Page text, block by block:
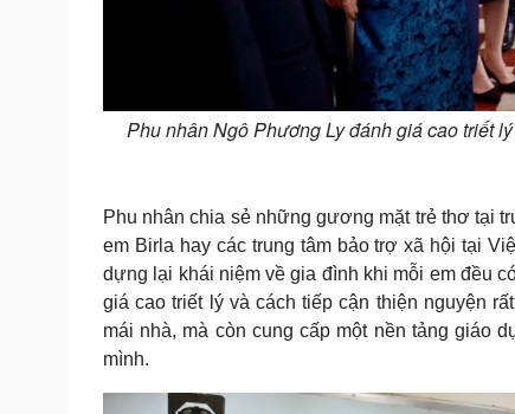
Phu nhân Ngô Phương Ly đánh giá cao triết
Phu nhân chia sẻ những gương mặt trẻ thơ tại
em Birla hay các trung tâm bảo trợ xã hội tại
dựng lại khái niệm về gia đình khi mỗi em đều
giá cao triết lý và cách tiếp cận thiện nguyện
mái nhà, mà còn cung cấp một nền tảng giáo
mình.